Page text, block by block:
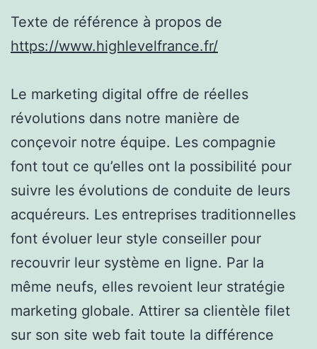
Texte de référence à propos de
https://www.highlevelfrance.fr/
Le marketing digital offre de réelles
révolutions dans notre manière de
conçevoir notre équipe. Les compagnie
font tout ce qu’elles ont la possibilité pour
suivre les évolutions de conduite de leurs
acquéreurs. Les entreprises traditionnelles
font évoluer leur style conseiller pour
recouvrir leur système en ligne. Par la
même neufs, elles revoient leur stratégie
marketing globale. Attirer sa clientèle filet
sur son site web fait toute la différence